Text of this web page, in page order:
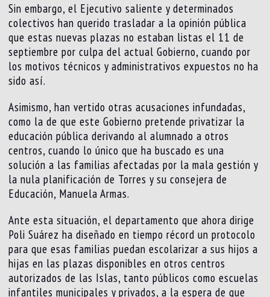
Sin embargo, el Ejecutivo saliente y determinados
colectivos han querido trasladar a la opinión pública
que estas nuevas plazas no estaban listas el 11 de
septiembre por culpa del actual Gobierno, cuando por
los motivos técnicos y administrativos expuestos no ha
sido así.
Asimismo, han vertido otras acusaciones infundadas,
como la de que este Gobierno pretende privatizar la
educación pública derivando al alumnado a otros
centros, cuando lo único que ha buscado es una
solución a las familias afectadas por la mala gestión y
la nula planificación de Torres y su consejera de
Educación, Manuela Armas.
Ante esta situación, el departamento que ahora dirige
Poli Suárez ha diseñado en tiempo récord un protocolo
para que esas familias puedan escolarizar a sus hijos a
hijas en las plazas disponibles en otros centros
autorizados de las Islas, tanto públicos como escuelas
infantiles municipales y privados, a la espera de que